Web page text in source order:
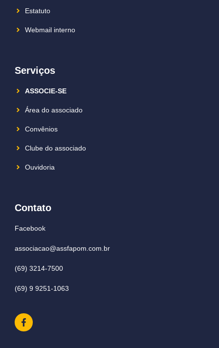
Estatuto
Webmail interno
Serviços
ASSOCIE-SE
Área do associado
Convênios
Clube do associado
Ouvidoria
Contato
Facebook
associacao@assfapom.com.br
(69) 3214-7500
(69) 9 9251-1063